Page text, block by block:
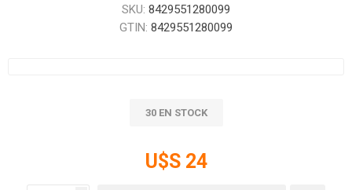
SKU: 8429551280099
GTIN: 8429551280099
30 EN STOCK
U$S 24